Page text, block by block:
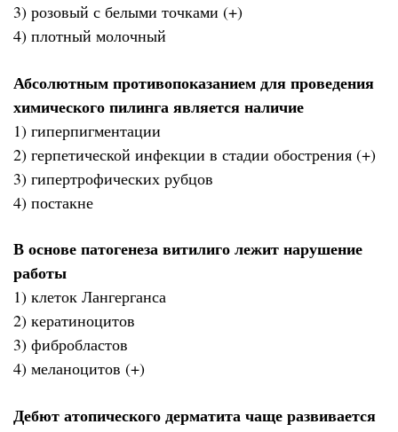
3) розовый с белыми точками (+)
4) плотный молочный
Абсолютным противопоказанием для проведения
химического пилинга является наличие
1) гиперпигментации
2) герпетической инфекции в стадии обострения (+)
3) гипертрофических рубцов
4) постакне
В основе патогенеза витилиго лежит нарушение
работы
1) клеток Лангерганса
2) кератиноцитов
3) фибробластов
4) меланоцитов (+)
Дебют атопического дерматита чаще развивается